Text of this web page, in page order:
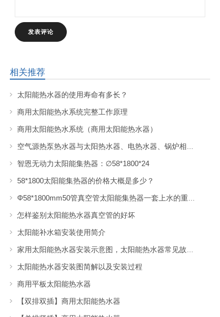
相关推荐
太阳能热水器的使用寿命有多长？
商用太阳能热水系统完整工作原理
商用太阳能热水系统（商用太阳能热水器）
智恩无动力太阳能集热器：∅58*1800*24
58*1800太阳能集热器的价格大概是多少？
怎样鉴别太阳能热水器真空管的好坏
太阳能补水箱安装使用简介
太阳能热水器安装图简解以及安装过程
商用平板太阳能热水器
【双排双插】商用太阳能热水器